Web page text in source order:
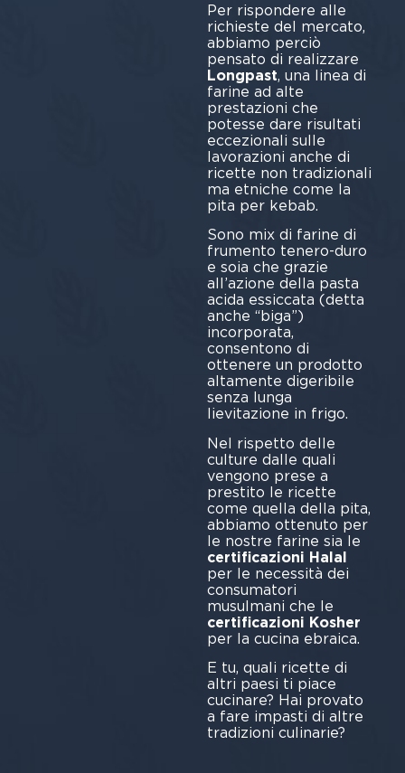
Per rispondere alle
richieste del mercato,
abbiamo perciò
pensato di realizzare
Longpast, una linea di
farine ad alte
prestazioni che
potesse dare risultati
eccezionali sulle
lavorazioni anche di
ricette non tradizionali
ma etniche come la
pita per kebab.
Sono mix di farine di
frumento tenero-duro
e soia che grazie
all’azione della pasta
acida essiccata (detta
anche “biga”)
incorporata,
consentono di
ottenere un prodotto
altamente digeribile
senza lunga
lievitazione in frigo.
Nel rispetto delle
culture dalle quali
vengono prese a
prestito le ricette
come quella della pita,
abbiamo ottenuto per
le nostre farine sia le
certificazioni Halal
per le necessità dei
consumatori
musulmani che le
certificazioni Kosher
per la cucina ebraica.
E tu, quali ricette di
altri paesi ti piace
cucinare? Hai provato
a fare impasti di altre
tradizioni culinarie?